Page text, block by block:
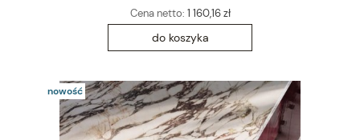
Cena netto: 1 160,16 zł
do koszyka
nowość